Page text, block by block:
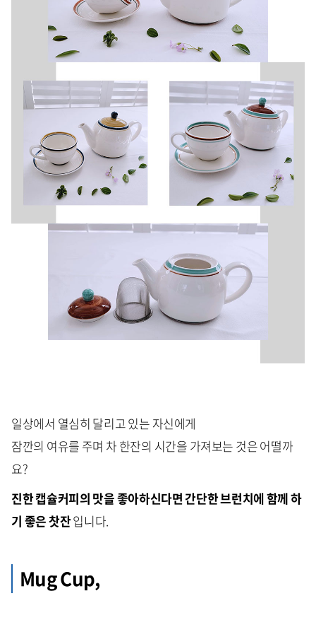
일상에서 열심히 달리고 있는 자신에게
잠깐의 여유를 주며 차 한잔의 시간을 가져보는 것은 어떨까
요?
진한 캡슐커피의 맛을 좋아하신다면 간단한 브런치에 함께 하
기 좋은찻잔입니다.
Mug Cup,